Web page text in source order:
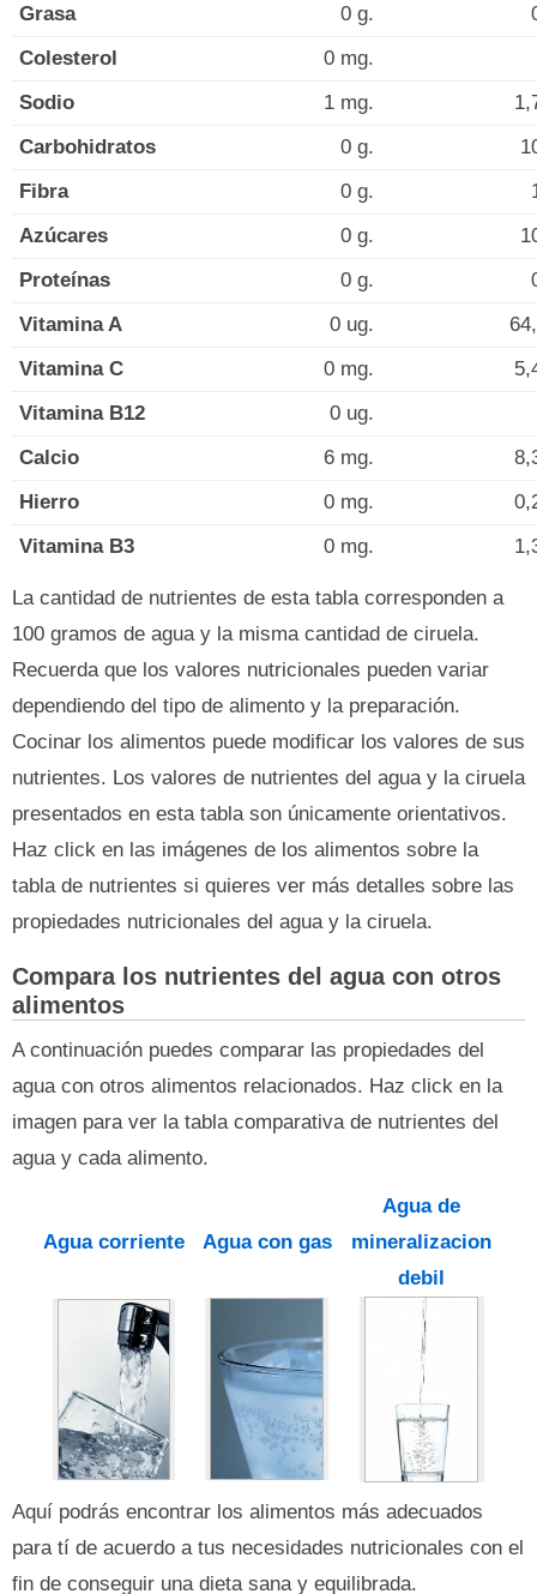
Grasa
0 g.
Colesterol
0 mg.
Sodio
1 mg.
Carbohidratos
0 g.
Fibra
0 g.
Azúcares
0 g.
Proteínas
0 g.
Vitamina A
0 ug.
Vitamina C
0 mg.
Vitamina B12
0 ug.
Calcio
6 mg.
Hierro
0 mg.
Vitamina B3
0 mg.
La cantidad de nutrientes de esta tabla corresponden a
100 gramos de agua y la misma cantidad de ciruela.
Recuerda que los valores nutricionales pueden variar
dependiendo del tipo de alimento y la preparación.
Cocinar los alimentos puede modificar los valores de sus
nutrientes. Los valores de nutrientes del agua y la ciruela
presentados en esta tabla son únicamente orientativos.
Haz click en las imágenes de los alimentos sobre la
tabla de nutrientes si quieres ver más detalles sobre las
propiedades nutricionales del agua y la ciruela.
Compara los nutrientes del agua con otros
alimentos
A continuación puedes comparar las propiedades del
agua con otros alimentos relacionados. Haz click en la
imagen para ver la tabla comparativa de nutrientes del
agua y cada alimento.
Agua corriente Agua con gas
Agua de
mineralizacion
debil
Aquí podrás encontrar los alimentos más adecuados
para tí de acuerdo a tus necesidades nutricionales con el
fin de conseguir una dieta sana y equilibrada.